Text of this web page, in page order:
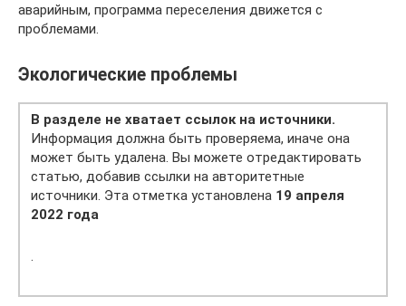
аварийным, программа переселения движется с
проблемами.
Экологические проблемы
В разделе не хватает ссылок на источники.
Информация должна быть проверяема, иначе она
может быть удалена. Вы можете отредактировать
статью, добавив ссылки на авторитетные
источники. Эта отметка установлена 19 апреля
2022 года
.